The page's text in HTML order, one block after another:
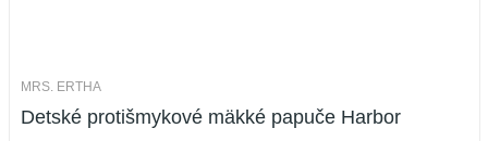
MRS. ERTHA
Detské protišmykové mäkké papuče Harbor